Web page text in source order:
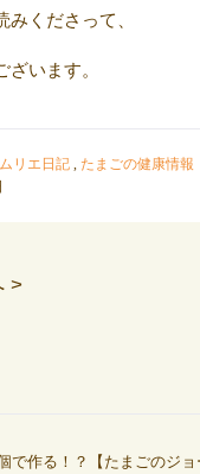
みくださって、
ざいます。
リエ日記, たまごの健康情報
>
で作る！？【たまごのジョ